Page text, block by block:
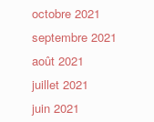
octobre 2021
septembre 2021
août 2021
juillet 2021
juin 2021